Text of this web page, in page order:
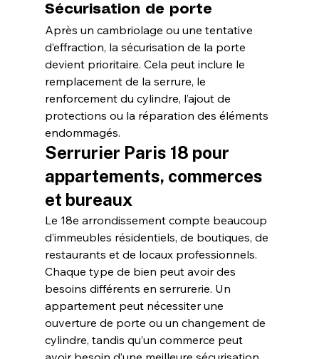
Sécurisation de porte
Après un cambriolage ou une tentative
d’effraction, la sécurisation de la porte
devient prioritaire. Cela peut inclure le
remplacement de la serrure, le
renforcement du cylindre, l’ajout de
protections ou la réparation des éléments
endommagés.
Serrurier Paris 18 pour
appartements, commerces
et bureaux
Le 18e arrondissement compte beaucoup
d’immeubles résidentiels, de boutiques, de
restaurants et de locaux professionnels.
Chaque type de bien peut avoir des
besoins différents en serrurerie. Un
appartement peut nécessiter une
ouverture de porte ou un changement de
cylindre, tandis qu’un commerce peut